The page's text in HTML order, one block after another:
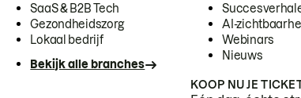
SaaS & B2B Tech
Gezondheidszorg
Lokaal bedrijf
Bekijk alle branches
AI-
Webinars
Nieuws
KOOP NU JE